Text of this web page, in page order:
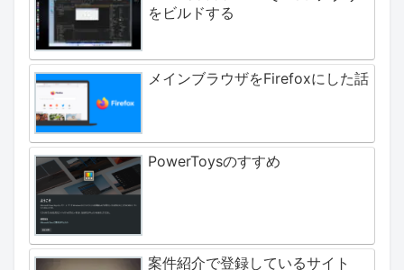
をビルドする
メインブラウザをFirefoxにした話
PowerToysのすすめ
案件紹介で登録しているサイト